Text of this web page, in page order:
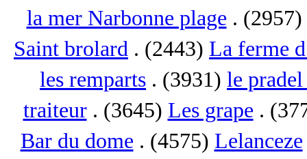
la mer Narbonne plage . (2957)
Saint brolard . (2443) La ferme
les remparts . (3931) le
traiteur. (3645) Les grape .
Bar du dome . (4575) Lelanceze